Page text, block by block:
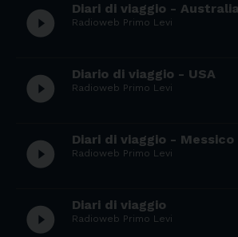
play_circle_filled Diari di viaggio -
Radioweb Primo Levi
play_circle_filled Diario di viaggio - USA
Radioweb Primo Levi
play_circle_filled Diari di viaggio - Messico
Radioweb Primo Levi
play_circle_filled Diari di viaggio
Radioweb Primo Levi